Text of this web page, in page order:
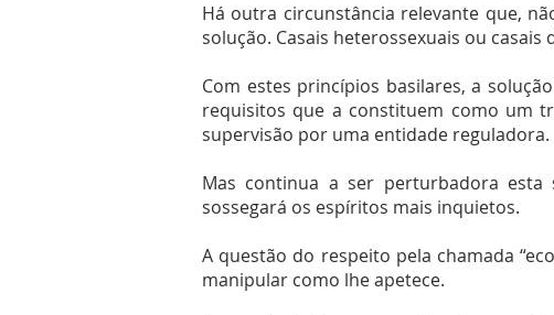
Há outra circunstância relevante que,
solução. Casais heterossexuais ou
Com estes princípios basilares, a
requisitos que a constituem como um
supervisão por uma entidade reguladora.
Mas continua a ser perturbadora esta
sossegará os espíritos mais inquietos.
A questão do respeito pela chamada
manipular como lhe apetece.